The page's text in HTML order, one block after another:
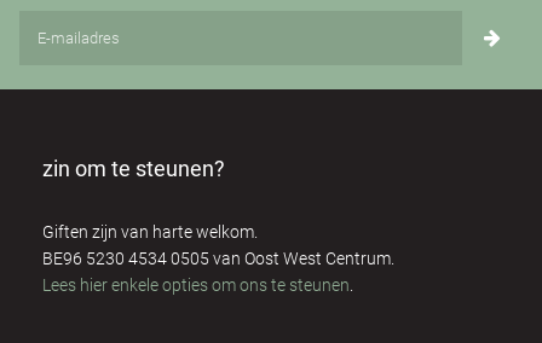
zin om te steunen?
Giften zijn van harte welkom.
BE96 5230 4534 0505 van Oost West Centrum.
Lees hier enkele opties om ons te steunen